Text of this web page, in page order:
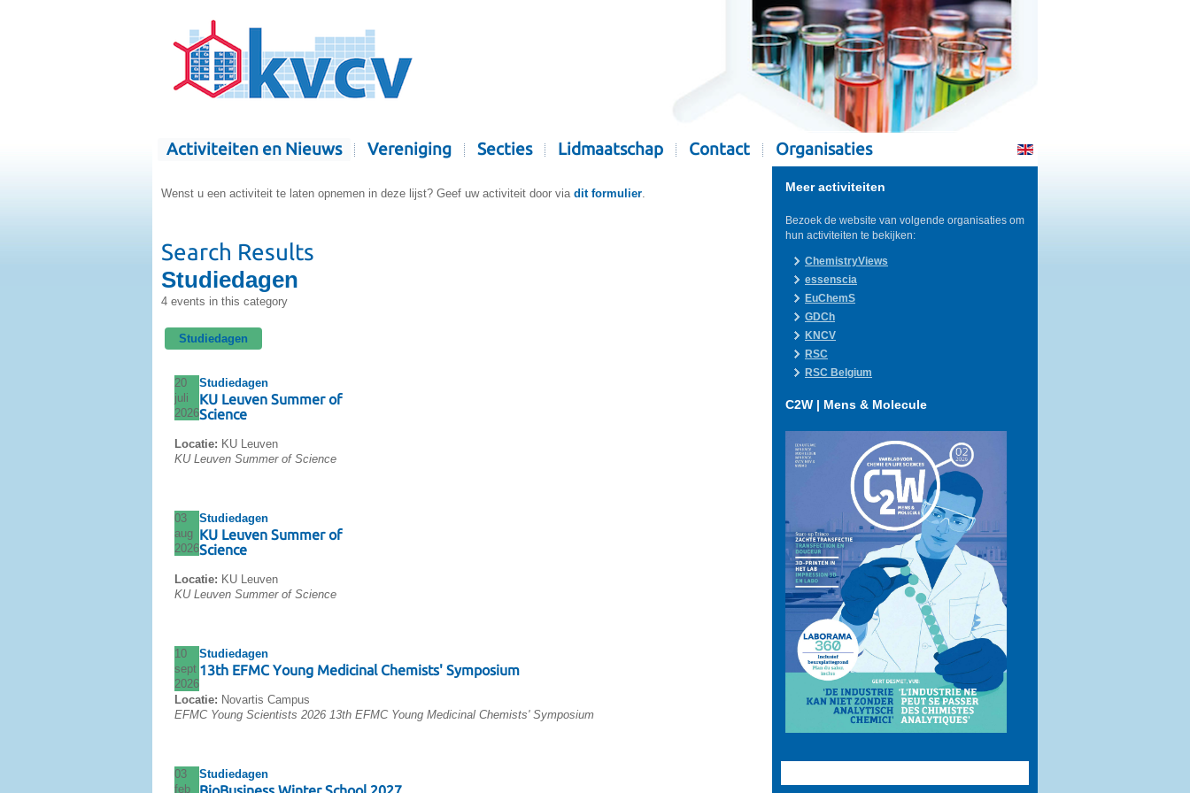
Activiteiten en Nieuws Vereniging Secties Lidmaatschap Contact Organisaties
Wenst u een activiteit te laten opnemen in deze lijst? Geef uw activiteit door via dit formulier.
Search Results
Studiedagen
4 events in this category
Studiedagen
20
juli
2026
Studiedagen
KU Leuven Summer of
Science
Locatie: KU Leuven
KU Leuven Summer of Science
03
aug
2026
Studiedagen
KU Leuven Summer of
Science
Locatie: KU Leuven
KU Leuven Summer of Science
10
sept
2026
Studiedagen
13th EFMC Young Medicinal Chemists' Symposium
Locatie: Novartis Campus
EFMC Young Scientists 2026 13th EFMC Young Medicinal Chemists' Symposium
03
feb
Studiedagen
Meer activiteiten
Bezoek de website van volgende organisaties om
hun activiteiten te bekijken:
ChemistryViews
essenscia
EuChemS
GDCh
KNCV
RSC
RSC Belgium
C2W | Mens & Molecule